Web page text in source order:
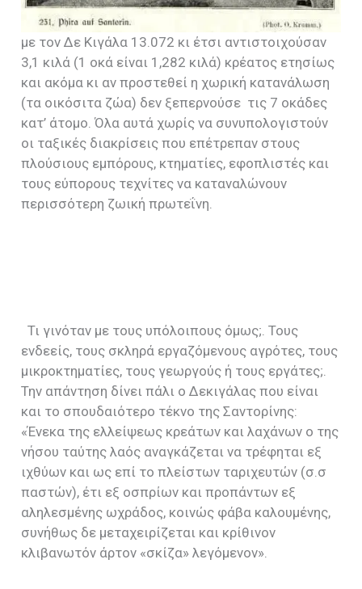
με τον Δε Κιγάλα 13.072 κι έτσι αντιστοιχούσαν
3,1 κιλά (1 οκά είναι 1,282 κιλά) κρέατος ετησίως
και ακόμα κι αν προστεθεί η χωρική κατανάλωση
(τα οικόσιτα ζώα) δεν ξεπερνούσε τις 7 οκάδες
κατ’ άτομο. Όλα αυτά χωρίς να συνυπολογιστούν
οι ταξικές διακρίσεις που επέτρεπαν στους
πλούσιους εμπόρους, κτηματίες, εφοπλιστές και
τους εύπορους τεχνίτες να καταναλώνουν
περισσότερη ζωική πρωτεΐνη.
Τι γινόταν με τους υπόλοιπους όμως;. Τους
ενδεείς, τους σκληρά εργαζόμενους αγρότες, τους
μικροκτηματίες, τους γεωργούς ή τους εργάτες;.
Την απάντηση δίνει πάλι ο Δεκιγάλας που είναι
και το σπουδαιότερο τέκνο της Σαντορίνης:
«Ένεκα της ελλείψεως κρεάτων και λαχάνων ο της
νήσου ταύτης λαός αναγκάζεται να τρέφηται εξ
ιχθύων και ως επί το πλείστων ταριχευτών (σ.σ
παστών), έτι εξ οσπρίων και προπάντων εξ
αληλεσμένης ωχράδος, κοινώς φάβα καλουμένης,
συνήθως δε μεταχειρίζεται και κρίθινον
κλιβανωτόν άρτον «σκίζα» λεγόμενον».